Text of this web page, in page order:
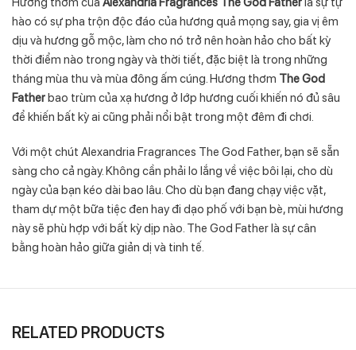
hào có sự pha trộn độc đáo của hương quả mọng say, gia vị êm
dịu và hương gỗ mộc, làm cho nó trở nên hoàn hảo cho bất kỳ
thời điểm nào trong ngày và thời tiết, đặc biệt là trong những
tháng mùa thu và mùa đông ấm cúng. Hương thơm The God
Fatherbao trùm của xạ hương ở lớp hương cuối khiến nó đủ sâu
để khiến bất kỳ ai cũng phải nổi bật trong một đêm đi chơi.
Với một chút Alexandria Fragrances The God Father, bạn sẽ sẵn
sàng cho cả ngày. Không cần phải lo lắng về việc bôi lại, cho dù
ngày của bạn kéo dài bao lâu. Cho dù bạn đang chạy việc vặt,
tham dự một bữa tiệc đen hay đi dạo phố với bạn bè, mùi hương
này sẽ phù hợp với bất kỳ dịp nào. The God Father là sự cân
bằng hoàn hảo giữa giản dị và tinh tế.
RELATED PRODUCTS